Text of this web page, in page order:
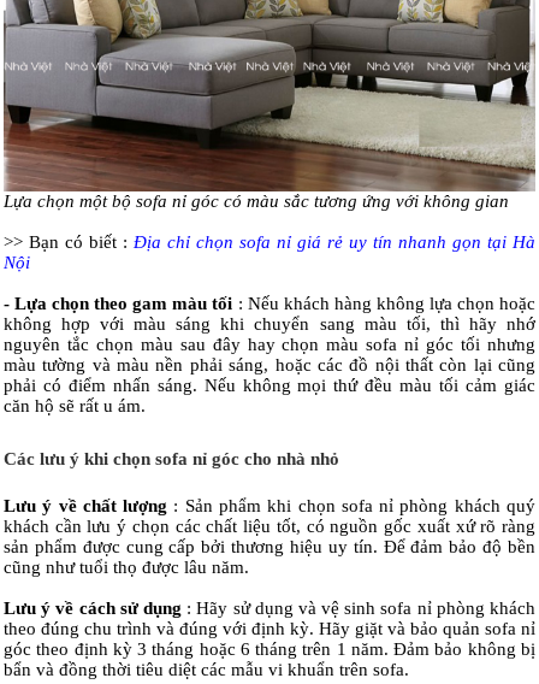
Lựa chọn một bộ sofa nỉ góc có màu sắc tương ứng với không gian
>> Bạn có biết : Địa chỉ chọn sofa nỉ giá rẻ uy tín nhanh gọn tại Hà
Nội
- Lựa chọn theo gam màu tối : Nếu khách hàng không lựa chọn hoặc
không hợp với màu sáng khi chuyển sang màu tối, thì hãy nhớ
nguyên tắc chọn màu sau đây hay chọn màu sofa nỉ góc tối nhưng
màu tường và màu nền phải sáng, hoặc các đồ nội thất còn lại cũng
phải có điểm nhấn sáng. Nếu không mọi thứ đều màu tối cảm giác
căn hộ sẽ rất u ám.
Các lưu ý khi chọn sofa nỉ góc cho nhà nhỏ
Lưu ý về chất lượng : Sản phẩm khi chọn sofa nỉ phòng khách quý
khách cần lưu ý chọn các chất liệu tốt, có nguồn gốc xuất xứ rõ ràng
sản phẩm được cung cấp bởi thương hiệu uy tín. Để đảm bảo độ bền
cũng như tuổi thọ được lâu năm.
Lưu ý về cách sử dụng : Hãy sử dụng và vệ sinh sofa nỉ phòng khách
theo đúng chu trình và đúng với định kỳ. Hãy giặt và bảo quản sofa nỉ
góc theo định kỳ 3 tháng hoặc 6 tháng trên 1 năm. Đảm bảo không bị
bẩn và đồng thời tiêu diệt các mẫu vi khuẩn trên sofa.